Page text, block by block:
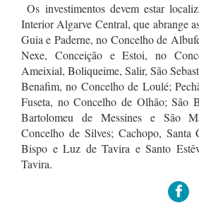
Os investimentos devem estar
Interior Algarve Central, que abrange
Guia e Paderne, no Concelho de
Nexe, Conceição e Estoi, no
Ameixial, Boliqueime, Salir, São
Benafim, no Concelho de Loulé;
Fuseta, no Concelho de Olhão; São
Bartolomeu de Messines e São
Concelho de Silves; Cachopo, Santa
Bispo e Luz de Tavira e Santo
Tavira.